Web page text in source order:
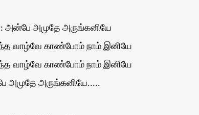
அமுதே அருங்கனியே
வாழ்வே காண்போம் நாம் இனியே
வாழ்வே காண்போம் நாம் இனியே
அமுதே அருங்கனியே.....